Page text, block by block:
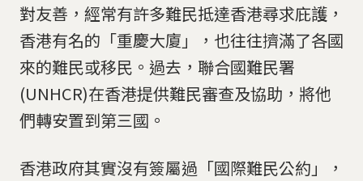
對友善，經常有許多難民抵達香港尋求庇護，
香港有名的「重慶大廈」，也往往擠滿了各國
來的難民或移民。過去，聯合國難民署
(UNHCR)在香港提供難民審查及協助，將他
們轉安置到第三國。
香港政府其實沒有簽屬過「國際難民公約」，